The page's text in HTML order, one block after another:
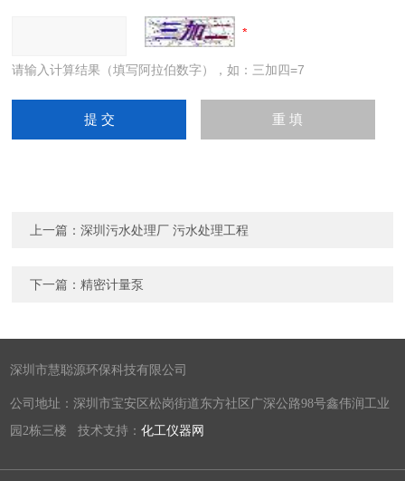
请输入计算结果（填写阿拉伯数字），如：三加四=7
上一篇：深圳污水处理厂 污水处理工程
下一篇：精密计量泵
深圳市慧聪源环保科技有限公司
公司地址：深圳市宝安区松岗街道东方社区广深公路98号鑫伟润工业
园2栋三楼 技术支持：化工仪器网